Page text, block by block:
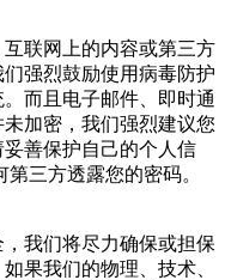
互联网上的内容或第三方
强烈鼓励使用病毒防护
而且电子邮件、即时通
加密，我们强烈建议您
善保护自己的个人信
三方透露您的密码。
，我们将尽力确保或担保
果我们的物理、技术、